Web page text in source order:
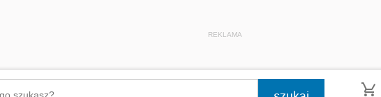
REKLAMA